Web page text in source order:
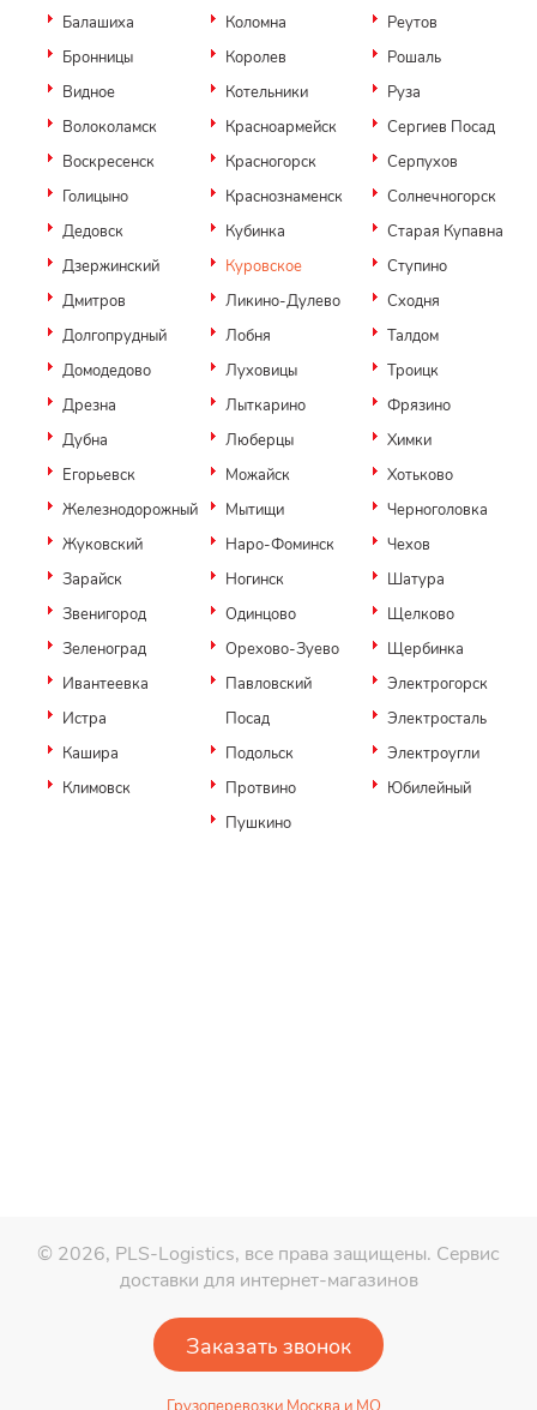
Балашиха
Бронницы
Видное
Волоколамск
Воскресенск
Голицыно
Дедовск
Дзержинский
Дмитров
Долгопрудный
Домодедово
Дрезна
Дубна
Егорьевск
Железнодорожный
Жуковский
Зарайск
Звенигород
Зеленоград
Ивантеевка
Истра
Кашира
Климовск
Коломна
Королев
Котельники
Красноармейск
Красногорск
Краснознаменск
Кубинка
Куровское
Ликино-Дулево
Лобня
Луховицы
Лыткарино
Люберцы
Можайск
Мытищи
Наро-Фоминск
Ногинск
Одинцово
Орехово-Зуево
Павловский
Посад
Подольск
Протвино
Пушкино
Реутов
Рошаль
Руза
Сергиев Посад
Серпухов
Солнечногорск
Старая Купавна
Ступино
Сходня
Талдом
Троицк
Фрязино
Химки
Хотьково
Черноголовка
Чехов
Шатура
Щелково
Щербинка
Электрогорск
Электросталь
Электроугли
Юбилейный
© 2026, PLS-Logistics, все права защищены. Сервис
доставки для интернет-магазинов
Заказать звонок